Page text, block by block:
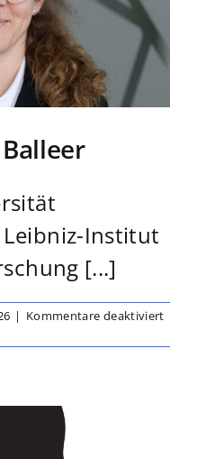
Institut
[...]
| Kommentare deaktiviertfür
Dr.